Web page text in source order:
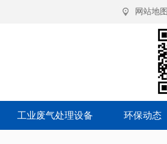
网站地图
工业废气处理设备 环保动态